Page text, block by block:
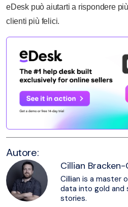
eDesk può aiutarti a rispondere
clienti più felici.
Autore:
Cillian
Cillian is a master
data into gold
stories.